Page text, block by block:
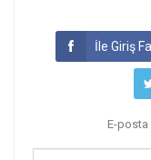
İle Giriş
E-posta